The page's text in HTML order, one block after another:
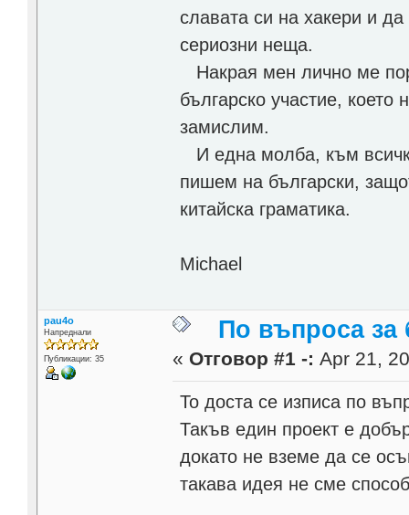
славата си на хакери и
сериозни неща.
Накрая мен лично ме
българско участие,
замислим.
И една молба, към
пишем на български,
китайска граматика.
Michael
pau4o
Напреднали
Публикации: 35
По въпроса за
« Отговор #1 -: Apr 21,
То доста се изписа по
Такъв един проект е
докато не вземе да се
такава идея не сме